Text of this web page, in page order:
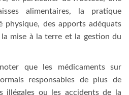
alimentaires, la pratique
physique, des apports adéquats
mise à la terre et la gestion du
que les médicaments sur
responsables de plus de
illégales ou les accidents de la